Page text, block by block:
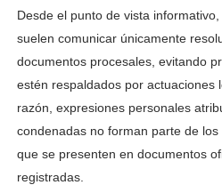
Desde el punto de vista
suelen comunicar únicamente
documentos procesales, evitando
estén respaldados por actuaciones
razón, expresiones personales
condenadas no forman parte de
que se presenten en documentos
registradas.